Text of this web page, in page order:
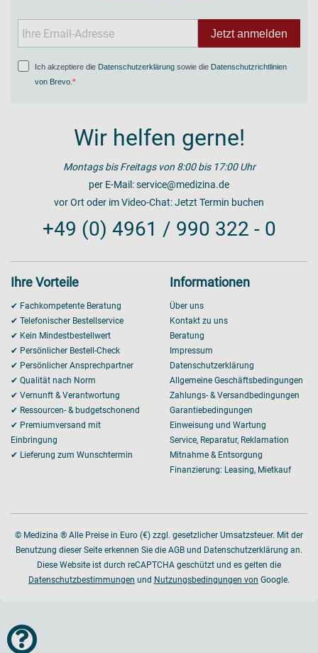
Jetzt anmelden
Ich akzeptiere die Datenschutzerklärung sowie die Datenschutzrichtlinien
von Brevo
Wir helfen gerne!
Montags bis Freitags von 8:00 bis 17:00 Uhr
per E-Mail:service@medizina.de
vor Ort oder im Video-Chat:Jetzt Termin buchen
+49 (0) 4961 / 990 322 - 0
Ihre Vorteile
✔ Fachkompetente Beratung
✔ Telefonischer Bestellservice
✔ Kein Mindestbestellwert
✔ Persönlicher Bestell-Check
✔ Persönlicher Ansprechpartner
✔ Qualität nach Norm
✔ Vernunft & Verantwortung
✔ Ressourcen- & budgetschonend
✔ Premiumversand mit
Einbringung
✔ Lieferung zum Wunschtermin
Informationen
Über uns
Kontakt zu uns
Beratung
Impressum
Datenschutzerklärung
Allgemeine Geschäftsbedingungen
Zahlungs- & Versandbedingungen
Garantiebedingungen
Einweisung und Wartung
Service, Reparatur, Reklamation
Mitnahme & Entsorgung
Finanzierung: Leasing, Mietkauf
© Medizina ® Alle Preise in Euro (€) zzgl. gesetzlicher Umsatzsteuer. Mit der
Benutzung dieser Seite erkennen Sie die AGB und Datenschutzerklärung an.
Diese Website ist durch reCAPTCHA geschützt und es gelten die
Datenschutzbestimmungen und Nutzungsbedingungen von Google.